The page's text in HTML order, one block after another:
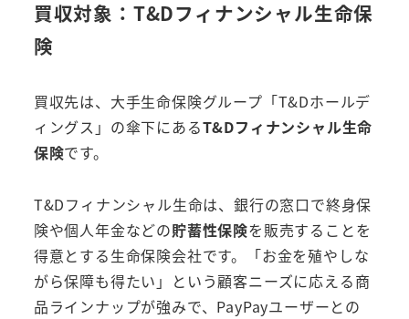
買収対象：T&Dフィナンシャル生命保
険
買収先は、大手生命保険グループ「T&Dホールデ
ィングス」の傘下にあるT&Dフィナンシャル生命
保険です。
T&Dフィナンシャル生命は、銀行の窓口で終身保
険や個人年金などの貯蓄性保険を販売することを
得意とする生命保険会社です。「お金を殖やしな
がら保障も得たい」という顧客ニーズに応える商
品ラインナップが強みで、PayPayユーザーとの